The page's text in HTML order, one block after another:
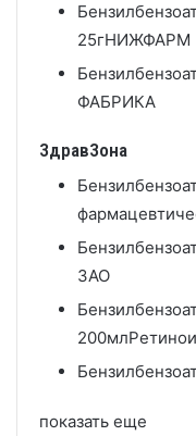
25гНИЖФАРМ
ФАБРИКА
ЗдравЗона
ЗАО
200мл
показать еще